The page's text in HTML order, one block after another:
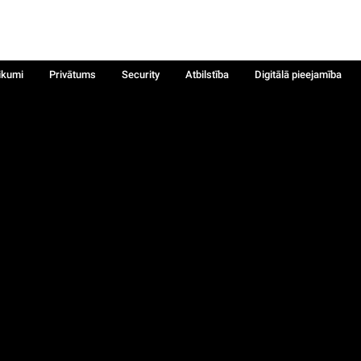
Privātums Security Atbilstība
Digitālā pieejamība